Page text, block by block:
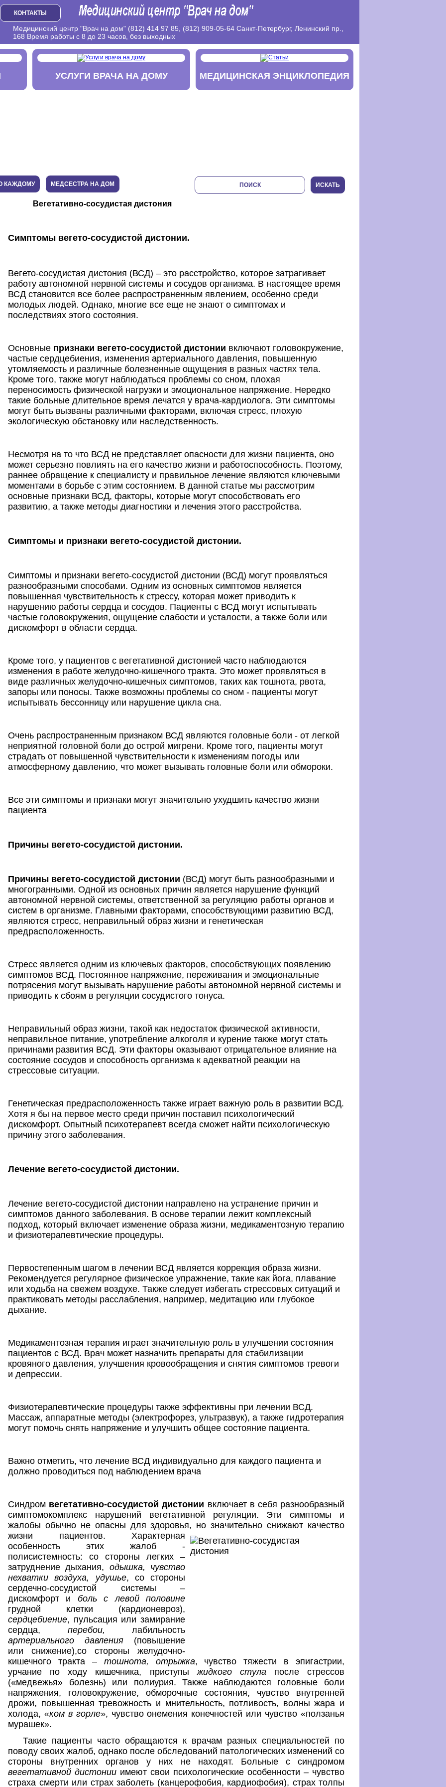
КОНТАКТЫ
Медицинский центр "Врач на дом" (812) 414 97 85, (812) 909-05-64 Санкт-Петербург, Ленинский пр.,
168 Время работы с 8 до 23 часов, без выходных
УСЛУГИ ВРАЧА НА ДОМУ МЕДИЦИНСКАЯ ЭНЦИКЛОПЕДИЯ
КАЖДОМУ МЕДСЕСТРА НА ДОМ
Вегетативно-сосудистая дистония
Симптомы вегето-сосудистой дистонии.
Вегето-сосудистая дистония (ВСД) – это расстройство, которое затрагивает
работу автономной нервной системы и сосудов организма. В настоящее время
ВСД становится все более распространенным явлением, особенно среди
молодых людей. Однако, многие все еще не знают о симптомах и
последствиях этого состояния.
Основные признаки вегето-сосудистой дистонии включают головокружение,
частые сердцебиения, изменения артериального давления, повышенную
утомляемость и различные болезненные ощущения в разных частях тела.
Кроме того, также могут наблюдаться проблемы со сном, плохая
переносимость физической нагрузки и эмоциональное напряжение. Нередко
такие больные длительное время лечатся у врача-кардиолога. Эти симптомы
могут быть вызваны различными факторами, включая стресс, плохую
экологическую обстановку или наследственность.
Несмотря на то что ВСД не представляет опасности для жизни пациента, оно
может серьезно повлиять на его качество жизни и работоспособность. Поэтому,
раннее обращение к специалисту и правильное лечение являются ключевыми
моментами в борьбе с этим состоянием. В данной статье мы рассмотрим
основные признаки ВСД, факторы, которые могут способствовать его
развитию, а также методы диагностики и лечения этого расстройства.
Симптомы и признаки вегето-сосудистой дистонии.
Симптомы и признаки вегето-сосудистой дистонии (ВСД) могут проявляться
разнообразными способами. Одним из основных симптомов является
повышенная чувствительность к стрессу, которая может приводить к
нарушению работы сердца и сосудов. Пациенты с ВСД могут испытывать
частые головокружения, ощущение слабости и усталости, а также боли или
дискомфорт в области сердца.
Кроме того, у пациентов с вегетативной дистонией часто наблюдаются
изменения в работе желудочно-кишечного тракта. Это может проявляться в
виде различных желудочно-кишечных симптомов, таких как тошнота, рвота,
запоры или поносы. Также возможны проблемы со сном - пациенты могут
испытывать бессонницу или нарушение цикла сна.
Очень распространенным признаком ВСД являются головные боли - от легкой
неприятной головной боли до острой мигрени. Кроме того, пациенты могут
страдать от повышенной чувствительности к изменениям погоды или
атмосферному давлению, что может вызывать головные боли или обмороки.
Все эти симптомы и признаки могут значительно ухудшить качество жизни
пациента
Причины вегето-сосудистой дистонии.
Причины вегето-сосудистой дистонии (ВСД) могут быть разнообразными и
многогранными. Одной из основных причин является нарушение функций
автономной нервной системы, ответственной за регуляцию работы органов и
систем в организме. Главными факторами, способствующими развитию ВСД,
являются стресс, неправильный образ жизни и генетическая
предрасположенность.
Стресс является одним из ключевых факторов, способствующих появлению
симптомов ВСД. Постоянное напряжение, переживания и эмоциональные
потрясения могут вызывать нарушение работы автономной нервной системы и
приводить к сбоям в регуляции сосудистого тонуса.
Неправильный образ жизни, такой как недостаток физической активности,
неправильное питание, употребление алкоголя и курение также могут стать
причинами развития ВСД. Эти факторы оказывают отрицательное влияние на
состояние сосудов и способность организма к адекватной реакции на
стрессовые ситуации.
Генетическая предрасположенность также играет важную роль в развитии ВСД.
Хотя я бы на первое место среди причин поставил психологический
дискомфорт. Опытный психотерапевт всегда сможет найти психологическую
причину этого заболевания.
Лечение вегето-сосудистой дистонии.
Лечение вегето-сосудистой дистонии направлено на устранение причин и
симптомов данного заболевания. В основе терапии лежит комплексный
подход, который включает изменение образа жизни, медикаментозную терапию
и физиотерапевтические процедуры.
Первостепенным шагом в лечении ВСД является коррекция образа жизни.
Рекомендуется регулярное физическое упражнение, такие как йога, плавание
или ходьба на свежем воздухе. Также следует избегать стрессовых ситуаций и
практиковать методы расслабления, например, медитацию или глубокое
дыхание.
Медикаментозная терапия играет значительную роль в улучшении состояния
пациентов с ВСД. Врач может назначить препараты для стабилизации
кровяного давления, улучшения кровообращения и снятия симптомов тревоги
и депрессии.
Физиотерапевтические процедуры также эффективны при лечении ВСД.
Массаж, аппаратные методы (электрофорез, ультразвук), а также гидротерапия
могут помочь снять напряжение и улучшить общее состояние пациента.
Важно отметить, что лечение ВСД индивидуально для каждого пациента и
должно проводиться под наблюдением врача
Синдром вегетативно-сосудистой дистонии включает в себя разнообразный
симптомокомплекс нарушений вегетативной регуляции. Эти симптомы и
жалобы обычно не опасны для здоровья, но значительно снижают качество
жизни пациентов. Характерная
особенность этих жалоб -
полисистемность: со стороны легких –
затруднение дыхания, одышка, чувство
нехватки воздуха, удушье, со стороны
сердечно-сосудистой системы –
дискомфорт и боль с левой половине
грудной клетки (кардионевроз),
сердцебиение, пульсация или замирание
сердца, перебои, лабильность
артериального давления (повышение
или снижение),со стороны желудочно-
кишечного тракта – тошнота, отрыжка, чувство тяжести в эпигастрии,
урчание по ходу кишечника, приступы жидкого стула после стрессов
(«медвежья» болезнь) или полиурия. Также наблюдаются головные боли
напряжения, головокружение, обморочные состояния, чувство внутренней
дрожи, повышенная тревожность и мнительность, потливость, волны жара и
холода, «ком в горле», чувство онемения конечностей или чувство «ползанья
мурашек».
Такие пациенты часто обращаются к врачам разных специальностей по
поводу своих жалоб, однако после обследований патологических изменений со
стороны внутренних органов у них не находят. Больные с синдромом
вегетативной дистонии имеют свои психологические особенности – чувство
страха смерти или страх заболеть (канцерофобия, кардиофобия), страх толпы